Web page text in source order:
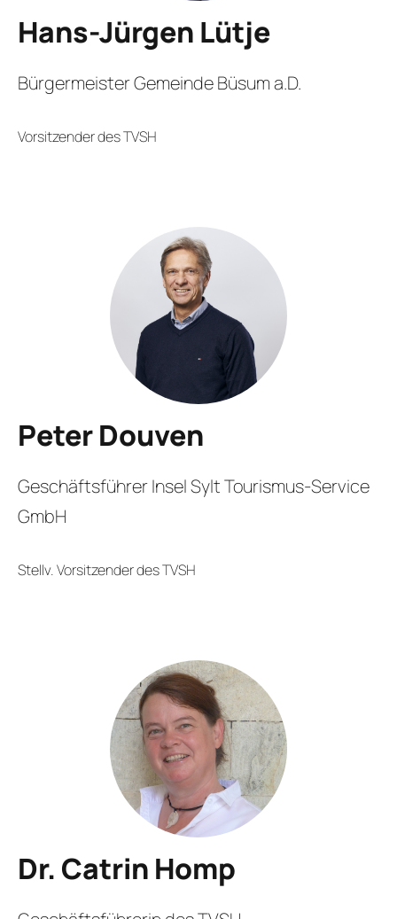
Hans-Jürgen Lütje
Bürgermeister Gemeinde Büsum a.D.
Vorsitzender des TVSH
Peter Douven
Geschäftsführer Insel Sylt Tourismus-Service
GmbH
Stellv. Vorsitzender des TVSH
Dr. Catrin Homp